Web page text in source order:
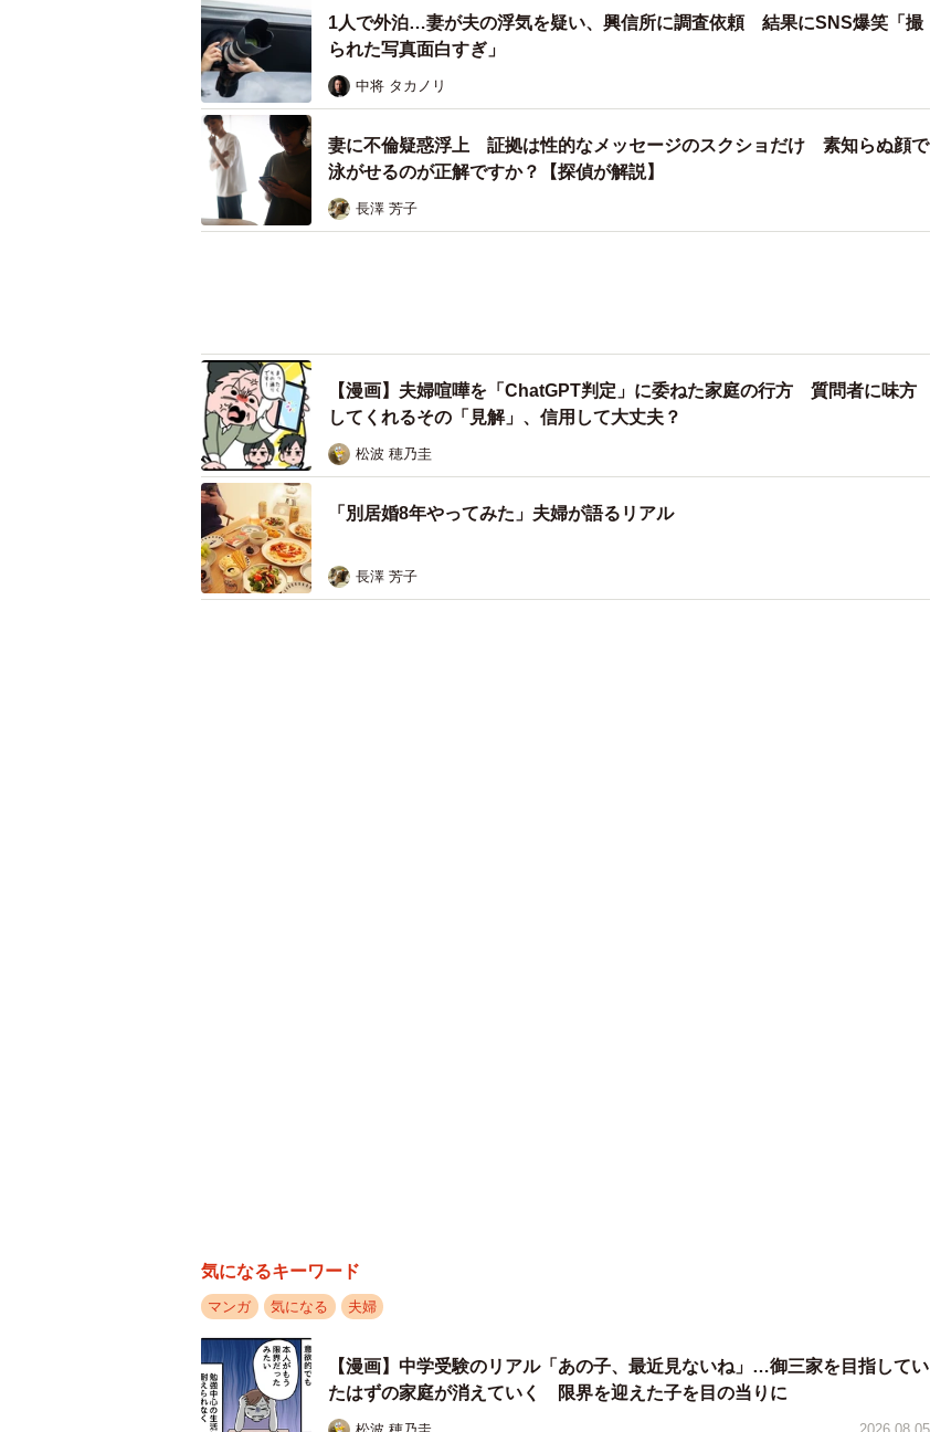
のだと思い、これまでは気に留めていなかったそうです。
しかし、このメモを見てから、出張の見え方が少しずつ変わりました。
「本当に仕事かもしれない。でも、“もし違ったら”という考えが消えなくなったんです」
問い詰めたいのに、問い詰められない
い。信じたい気持ちと疑念の間で、Bさんは今も答えの出ない時間を過ごしています。
1人で外泊…妻が夫の浮気を疑い、興信所に調査依頼 結果にSNS爆笑「撮
られた写真面白すぎ」
中将 タカノリ
妻に不倫疑惑浮上 証拠は性的なメッセージのスクショだけ 素知らぬ顔で
泳がせるのが正解ですか？【探偵が解説】
長澤 芳子
「別居婚8年やってみた」夫婦が語るリアル
長澤 芳子
息子がぽつりと本音「今日のごはん全部まずそう」 →夫は厳しく叱った
が、妻は…… 夫婦で意見がまっぷたつに、これは家庭環境の差？【漫画】
海川 まこと 2026.08.04